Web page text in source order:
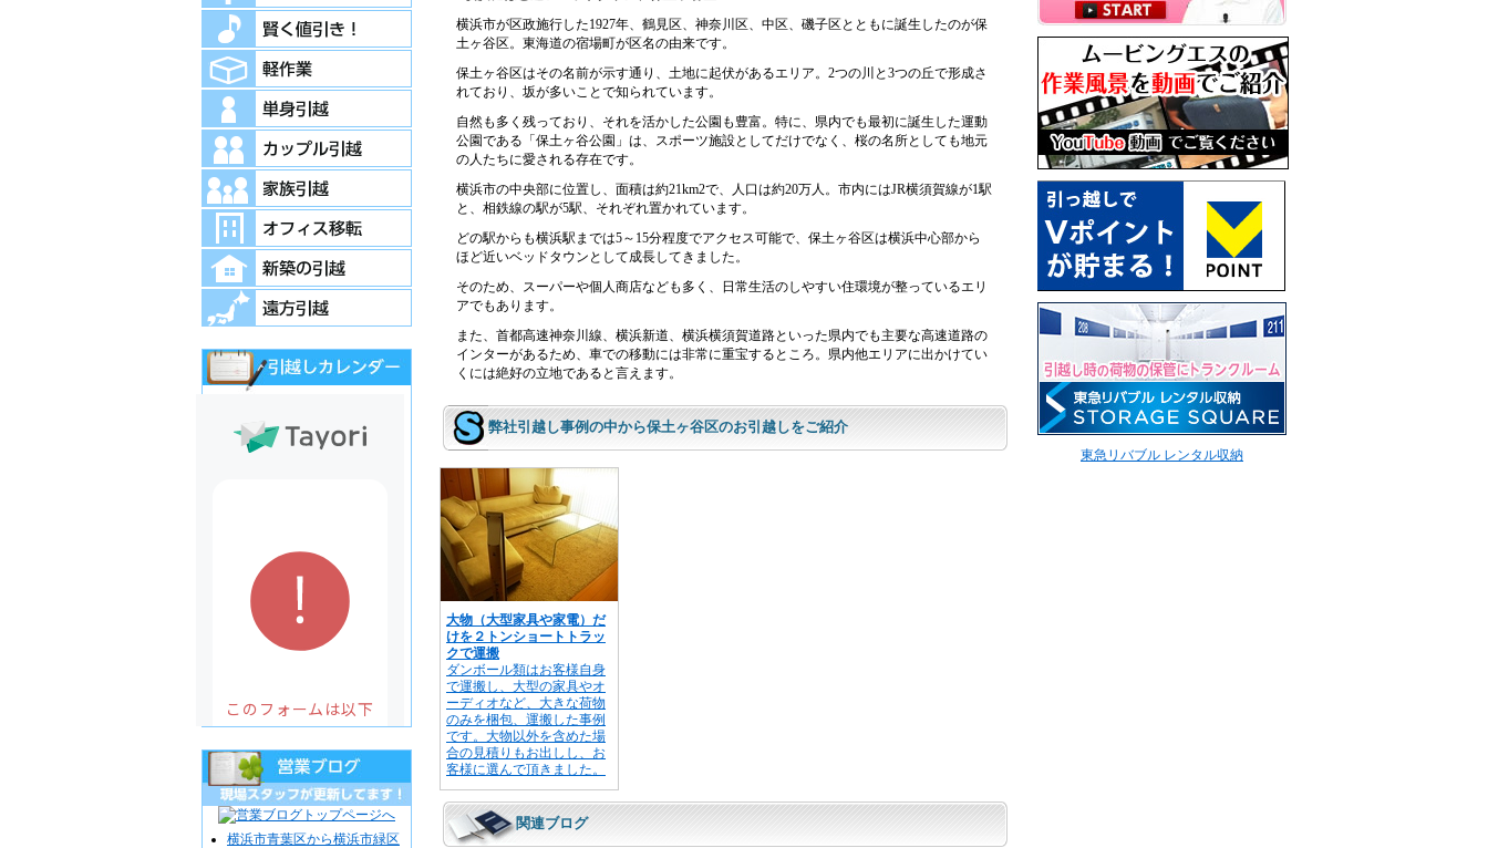
横浜市が区政施行した1927年、鶴見区、神奈川区、中区、磯子区とともに誕生したのが保
土ヶ谷区。東海道の宿場町が区名の由来です。
保土ヶ谷区はその名前が示す通り、土地に起伏があるエリア。2つの川と3つの丘で形成さ
れており、坂が多いことで知られています。
自然も多く残っており、それを活かした公園も豊富。特に、県内でも最初に誕生した運動
公園である「保土ヶ谷公園」は、スポーツ施設としてだけでなく、桜の名所としても地元
の人たちに愛される存在です。
横浜市の中央部に位置し、面積は約21km2で、人口は約20万人。市内にはJR横須賀線が1駅
と、相鉄線の駅が5駅、それぞれ置かれています。
どの駅からも横浜駅までは5～15分程度でアクセス可能で、保土ヶ谷区は横浜中心部から
ほど近いベッドタウンとして成長してきました。
そのため、スーパーや個人商店なども多く、日常生活のしやすい住環境が整っているエリ
アでもあります。
また、首都高速神奈川線、横浜新道、横浜横須賀道路といった県内でも主要な高速道路の
インターがあるため、車での移動には非常に重宝するところ。県内他エリアに出かけてい
くには絶好の立地であると言えます。
弊社引越し事例の中から保土ヶ谷区のお引越しをご紹介
大物（大型家具や家電）だ
けを２トンショートトラッ
クで運搬
ダンボール類はお客様自身
で運搬し、大型の家具やオ
ーディオなど、大きな荷物
のみを梱包、運搬した事例
です。大物以外を含めた場
合の見積りもお出しし、お
客様に選んで頂きました。
関連ブログ
横浜市青葉区から横浜市緑区
東急リバブル レンタル収納